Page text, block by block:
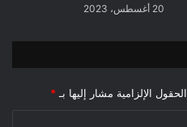
20 أغسطس، 2023
الحقول الإلزامية مشار إليها بـ *